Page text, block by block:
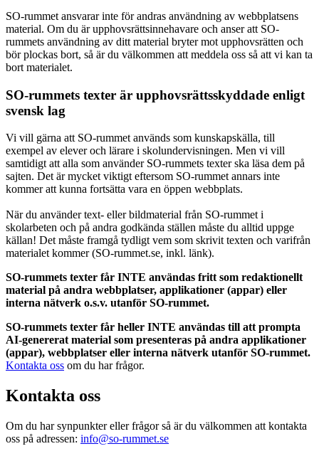
SO-rummet ansvarar inte för andras användning av webbplatsens
material. Om du är upphovsrättsinnehavare och anser att SO-
rummets användning av ditt material bryter mot upphovsrätten och
bör plockas bort, så är du välkommen att meddela oss så att vi kan ta
bort materialet.
SO-rummets texter är upphovsrättsskyddade enligt
svensk lag
Vi vill gärna att SO-rummet används som kunskapskälla, till
exempel av elever och lärare i skolundervisningen. Men vi vill
samtidigt att alla som använder SO-rummets texter ska läsa dem på
sajten. Det är mycket viktigt eftersom SO-rummet annars inte
kommer att kunna fortsätta vara en öppen webbplats.
När du använder text- eller bildmaterial från SO-rummet i
skolarbeten och på andra godkända ställen måste du alltid uppge
källan! Det måste framgå tydligt vem som skrivit texten och varifrån
materialet kommer (SO-rummet.se, inkl. länk).
SO-rummets texter får INTE användas fritt som redaktionellt
material på andra webbplatser, applikationer (appar) eller
interna nätverk o.s.v. utanför SO-rummet.
SO-rummets texter får heller INTE användas till att prompta
AI-genererat material som presenteras på andra applikationer
(appar), webbplatser eller interna nätverk utanför SO-rummet.
Kontakta oss om du har frågor.
Kontakta oss
Om du har synpunkter eller frågor så är du välkommen att kontakta
oss på adressen: info@so-rummet.se